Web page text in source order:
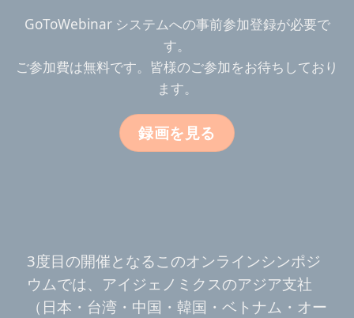
GoToWebinar システムへの事前参加登録が必要で
す。
ご参加費は無料です。皆様のご参加をお待ちしており
ます。
録画を見る
3度目の開催となるこのオンラインシンポジ
ウムでは、 アイジェノミクスのアジア支社
（日本・台湾・中国・韓国・ベトナム・オー